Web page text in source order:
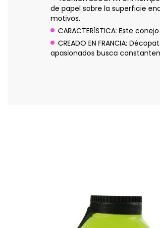
de papel sobre la superficie
motivos.
CARACTERÍSTICA: Este
CREADO EN FRANCIA:
apasionados busca